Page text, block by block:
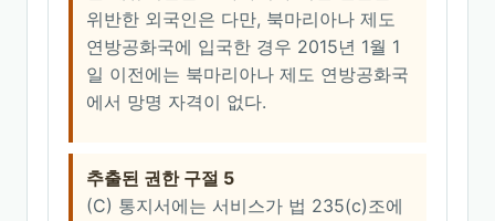
위반한 외국인은 다만, 북마리아나 제도
연방공화국에 입국한 경우 2015년 1월 1
일 이전에는 북마리아나 제도 연방공화국
에서 망명 자격이 없다.
추출된 권한 구절 5
(C) 통지서에는 서비스가 법 235(c)조에